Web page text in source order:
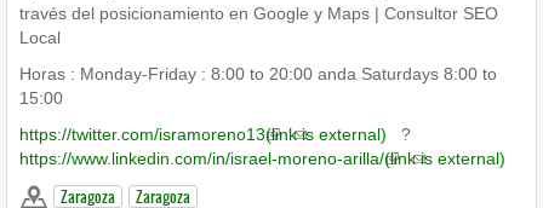
través del posicionamiento en Google y Maps | Consultor SEO
Local
Horas : Monday-Friday : 8:00 to 20:00 anda Saturdays 8:00 to
15:00
https://twitter.com/isramoreno13(link is external)
?
https://www.linkedin.com/in/israel-moreno-arilla/(link is external)
Zaragoza Zaragoza